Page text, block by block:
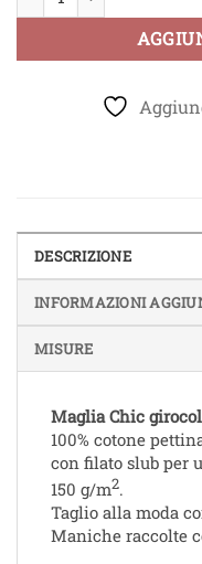
DESCRIZIONE
INFORMAZIONI
MISURE
Maglia Chic
100% cotone
con filato slub per
150 g/m2.
Taglio alla moda
Maniche raccolte